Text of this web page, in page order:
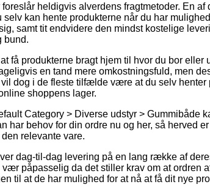
heldigvis alverdens fragtmetoder. En af
selv kan hente produkterne når du har
samt tit endvidere den mindst kostelige
bund.
få produkterne bragt hjem til hvor du bor eller
en tand mere omkostningsfuld, men
dog i de fleste tilfælde være at du selv henter
shoppens lager.
Category > Diverse udstyr > Gummibåde
har behov for din ordre nu og her, så herved
relevante vare.
dag-til-dag levering på en lang række af
påpasselig da det stiller krav om at ordren
til at de har mulighed for at nå at få dit nye